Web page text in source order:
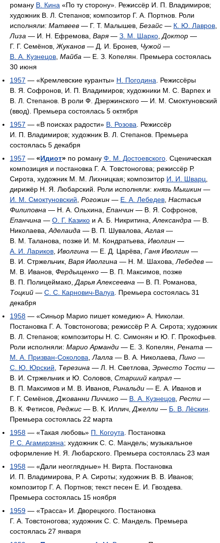
роману В. Кина «По ту сторону». Режиссёр И. П. Владимиров;
художник В. Л. Степанов; композитор Г. А. Портнов. Роли
исполняли: Матвеев — Г. Т. Малышев, Безайс — К. Ю. Лавров
Лиза — И. Н. Ефремова, Варя— З. М. Шарко Доктор —
Г. Г. Семёнов, Жуканов — Д. И. Бронев, Чужой —
В. А. Кузнецов Майба — Е. З. Копелян. Премьера состоялась
30 июня
1957 — «Кремлевские куранты» Н. Погодина . Режиссёры
В. Я. Софронов, И. П. Владимиров; художники М. С. Варпех и
В. Л. Степанов. В роли Ф. Дзержинского — И. М. Смоктуновский
(ввод). Премьера состоялась 5 октября
1957 — «В поисках радости» В. Розова . Режиссёр
И. П. Владимиров; художник В. Л. Степанов. Премьера
состоялась 5 декабря
1957 — «Идиот» по роману Ф. М. Достоевского . Сценическая
композиция и постановка Г. А. Товстоногова; режиссёр Р.
Сирота, художник М. М. Лихницкая; композитор И. И. Шварц
дирижёр Н. Я. Любарский. Роли исполняли: князь Мышкин —
И. М. Смоктуновский Рогожин — Е. А. Лебедев Настасья
Филиповна — Н. А. Ольхина, Епанчин — В. Я. Софронов,
Епанчина — О. Г. Казико и А. Б. Никритина, Александра — В.
Николаева, Аделаида — В. П. Шувалова, Аглая—
В. М. Таланова, позже И. М. Кондратьева, Иволгин —
А. И. Лариков Иволгина — Е. Д. Царёва, Ганя Иволгин —
В. И. Стржельчик, Варя Иволгина — Н. М. Шахова, Лебедев —
М. В. Иванов, Фердыщенко — В. П. Максимов, позже
В. П. Полицеймако, Дарья Алексеевна — В. П. Романова,
Тоцкий — С. С. Карнович-Валуа . Премьера состоялась 31
декабря
1958 — «Синьор Марио пишет комедию» А. Николаи.
Постановка Г. А. Товстоногова; режиссёр Р. А. Сирота; художник
В. Л. Степанов; композиторы Н. С. Симонян и Ю. Г. Прокофьев.
Роли исполняли: Марио Арманди — Е. З. Копелян, Рената —
М. А. Призван-Соколова Лалла — В. А. Николаева, Пино —
С. Ю. Юрский
Терезина — Л. Н. Светлова, Эрнесто Тости —
В. И. Стржельчик и Ю. Соловов, Старший капрал —
В. П. Максимов и М. В. Иванов, Ринальди — Е. А. Иванов и
Г. Г. Семёнов, Джованни Пиччико — В. А. Кузнецов Рести —
В. К. Фетисов, Реджис — В. К. Иллич, Джелли — Б. В. Лёскин
Премьера состоялась 22 марта
1958 — «Такая любовь» П. Когоута . Постановка
Р. С. Агамирзяна; художник С. С. Мандель; музыкальное
оформление Н. Я. Любарского. Премьера состоялась 23 мая
1958 — «Дали неоглядные» Н. Вирта. Постановка
И. П. Владимирова, Р. А. Сироты; художник В. В. Иванов;
композитор Г. А. Портнов; текст песен Е. И. Гвоздева.
Премьера состоялась 15 ноября
1959 — «Трасса» И. Дворецкого. Постановка
Г. А. Товстоногова; художник С. С. Мандель. Премьера
состоялась 27 января